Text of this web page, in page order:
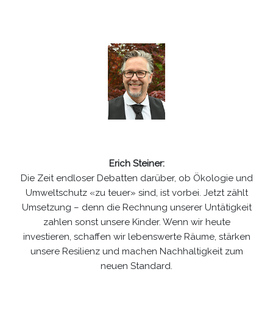
Erich Steiner:
Die Zeit endloser Debatten darüber, ob Ökologie und
Umweltschutz «zu teuer» sind, ist vorbei. Jetzt zählt
Umsetzung – denn die Rechnung unserer Untätigkeit
zahlen sonst unsere Kinder. Wenn wir heute
investieren, schaffen wir lebenswerte Räume, stärken
unsere Resilienz und machen Nachhaltigkeit zum
neuen Standard.